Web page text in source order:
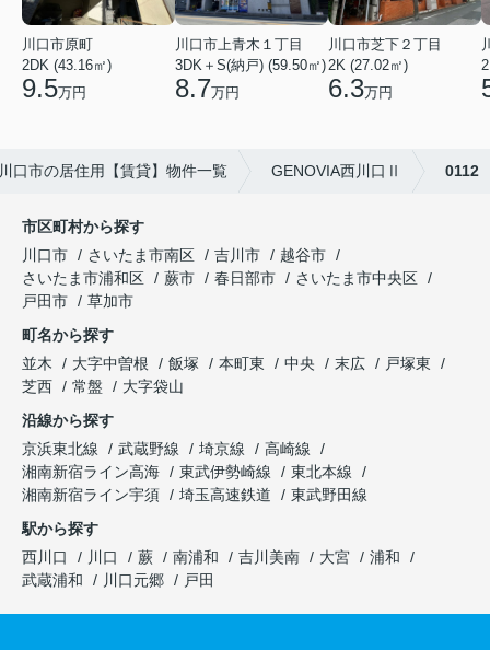
川口市原町
2DK (43.16㎡)
9.5万円
川口市上青木１丁目
3DK＋S(納戸) (59.50㎡)
8.7万円
川口市芝下２丁目
2K (27.02㎡)
6.3万円
口市の居住用【賃貸】物件一覧 GENOVIA西川口Ⅱ 0112
市区町村から探す
川口市
さいたま市南区 吉川市
越谷市
さいたま市浦和区
蕨市 春日部市
さいたま市中央区
戸田市
草加市
町名から探す
並木
大字中曽根 飯塚 本町東 中央 末広
戸塚東
芝西
常盤
大字袋山
沿線から探す
京浜東北線
武蔵野線 埼京線
高崎線
湘南新宿ライン高海
東武伊勢崎線
東北本線
湘南新宿ライン宇須
埼玉高速鉄道
東武野田線
駅から探す
西川口
川口 蕨 南浦和 吉川美南 大宮
浦和
武蔵浦和
川口元郷 戸田